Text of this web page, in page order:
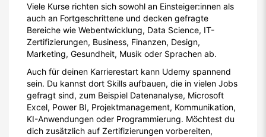
Viele Kurse richten sich sowohl an Einsteiger:innen als
auch an Fortgeschrittene und decken gefragte
Bereiche wie Webentwicklung, Data Science, IT-
Zertifizierungen, Business, Finanzen, Design,
Marketing, Gesundheit, Musik oder Sprachen ab.
Auch für deinen Karrierestart kann Udemy spannend
sein. Du kannst dort Skills aufbauen, die in vielen Jobs
gefragt sind, zum Beispiel Datenanalyse, Microsoft
Excel, Power BI, Projektmanagement, Kommunikation,
KI-Anwendungen oder Programmierung. Möchtest du
dich zusätzlich auf Zertifizierungen vorbereiten,